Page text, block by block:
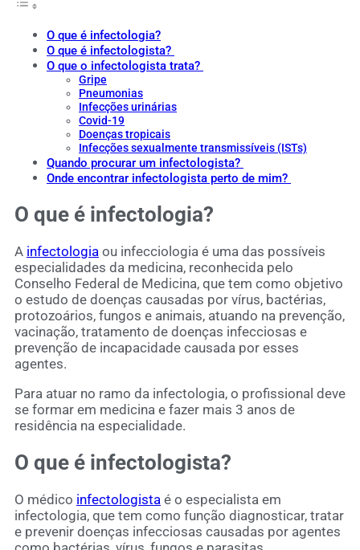
O que é infectologia?
O que é infectologista?
O que o infectologista trata?
Gripe
Pneumonias
Infecções urinárias
Covid-19
Doenças tropicais
Infecções sexualmente transmissíveis (ISTs)
Quando procurar um infectologista?
Onde encontrar infectologista perto de mim?
O que é infectologia?
A infectologia ou infecciologia é uma das possíveis
especialidades da medicina, reconhecida pelo
Conselho Federal de Medicina, que tem como objetivo
o estudo de doenças causadas por vírus, bactérias,
protozoários, fungos e animais, atuando na prevenção,
vacinação, tratamento de doenças infecciosas e
prevenção de incapacidade causada por esses
agentes.
Para atuar no ramo da infectologia, o profissional deve
se formar em medicina e fazer mais 3 anos de
residência na especialidade.
O que é infectologista?
O médico infectologista é o especialista em
infectologia, que tem como função diagnosticar, tratar
e prevenir doenças infecciosas causadas por agentes